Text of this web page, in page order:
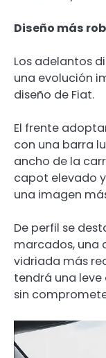
Diseño más
Los adelantos
una evolución
diseño de Fiat.
El frente
con una barra
ancho de la
capot elevado
una imagen
De perfil se
marcados, una
vidriada más
tendrá una
sin